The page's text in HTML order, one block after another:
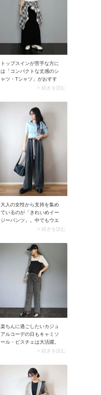
トップスインが苦手な方に
は「コンパクトな丈感のシ
ャツ・Tシャツ」がおすす
め。裾を出してもゾロリと
特のルーズ感が解消されま
す。そこにスポーティなキ
ャップを合わせると、夏ら
しく軽やかな着こなしに。
> 続きを読む
大人の女性から支持を集め
ているのが「きれいめイー
ジーパンツ」。中でもウエ
ストタックが施されたパン
ぷり。ウエストゴムでラク
な着心地なのに、オフィス
カジュアルにも使いやすい
パンツです。
> 続きを読む
楽ちんに過ごしたいカジュ
アルコーデの日もキャミソ
ール・ビスチェは大活躍。
いつもの服装に重ねるだけ
される上に、体型をカバー
してくれるのも嬉しいポイ
ント。大人こそ積極的に取
り入れてみましょう！
> 続きを読む